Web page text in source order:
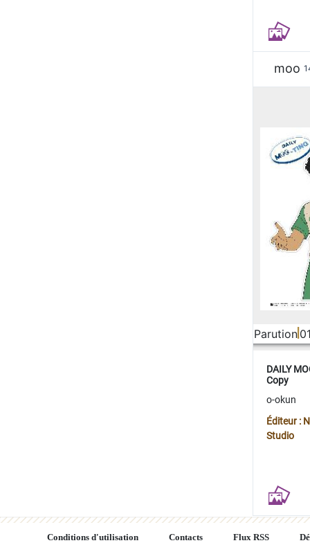
moo
Parution
DAILY
Copy
o-okun
Éditeur :
Studio
Conditions d'utilisation Contacts Flux RSS